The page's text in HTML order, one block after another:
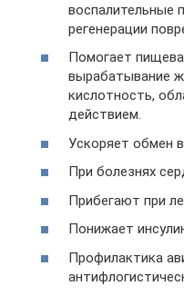
воспалительные
регенерации
Помогает
вырабатывание
кислотность,
действием.
Ускоряет обмен
При болезнях
Прибегают при
Понижает
Профилактика